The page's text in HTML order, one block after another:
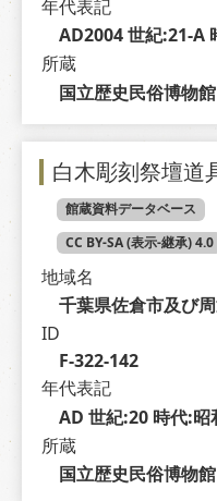
年代表記
AD2004 世紀:21-A
所蔵
国立歴史民俗博物館
白木彫刻祭壇道
館蔵資料データベース
CC BY-SA (表示-継承) 4.0
地域名
千葉県佐倉市及び
ID
F-322-142
年代表記
AD 世紀:20 時代:昭
所蔵
国立歴史民俗博物館